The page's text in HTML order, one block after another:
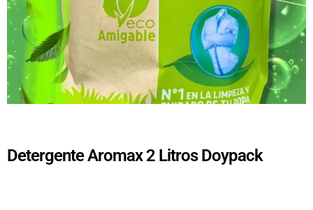
Detergente Aromax 2 Litros Doypack